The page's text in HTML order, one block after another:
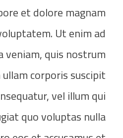
et dolore magnam
Ut enim ad
veniam, quis nostrum
corporis suscipit
vel illum qui
quo voluptas nulla